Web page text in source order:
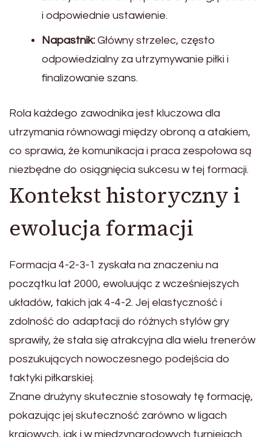
i odpowiednie ustawienie.
Napastnik: Główny strzelec, często
odpowiedzialny za utrzymywanie piłki i
finalizowanie szans.
Rola każdego zawodnika jest kluczowa dla
utrzymania równowagi między obroną a atakiem,
co sprawia, że komunikacja i praca zespołowa są
niezbędne do osiągnięcia sukcesu w tej formacji.
Kontekst historyczny i
ewolucja formacji
Formacja 4-2-3-1 zyskała na znaczeniu na
początku lat 2000, ewoluując z wcześniejszych
układów, takich jak 4-4-2. Jej elastyczność i
zdolność do adaptacji do różnych stylów gry
sprawiły, że stała się atrakcyjna dla wielu trenerów
poszukujących nowoczesnego podejścia do
taktyki piłkarskiej.
Znane drużyny skutecznie stosowały tę formację,
pokazując jej skuteczność zarówno w ligach
krajowych, jak i w międzynarodowych turniejach.